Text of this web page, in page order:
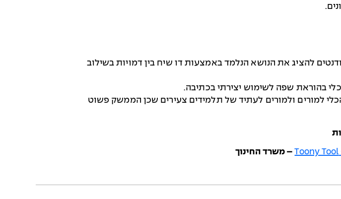
להציג את הנושא הנלמד באמצעות דו שיח בין דמויות בשילוב
בהוראת שפה לשימוש יצירתי בכתיבה.
למורים ולמורים לעתיד של תלמידים צעירים שכן הממשק פשוט
–משרד החינוך